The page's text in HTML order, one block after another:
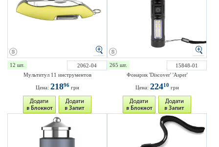
12 шт.
2062-04
Мультитул 11 инструментов
Цена: 21896грн
265 шт.
15848-01
Фонарик 'Discover' 'Asper'
Цена: 22410 грн